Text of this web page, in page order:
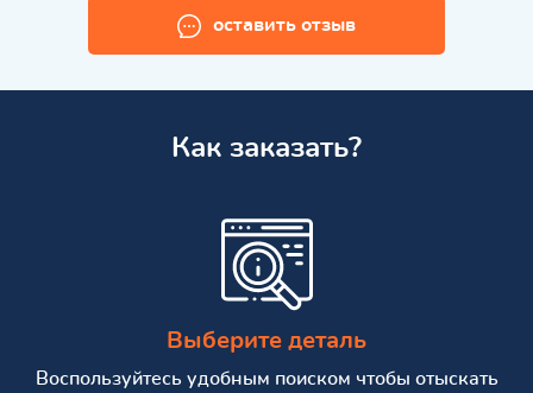
оставить отзыв
Как заказать?
Выберите деталь
Воспользуйтесь удобным поиском чтобы отыскать